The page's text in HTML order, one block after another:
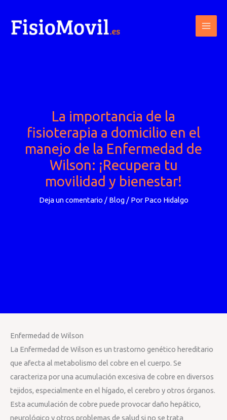
contenido
La importancia de la
fisioterapia a domicilio en el
manejo de la Enfermedad de
Wilson: ¡Recupera tu
movilidad y bienestar!
Deja un comentario / Blog/ Por Paco Hidalgo
Enfermedad de Wilson
La Enfermedad de Wilson es un trastorno genético hereditario
que afecta al metabolismo del cobre en el cuerpo. Se
caracteriza por una acumulación excesiva de cobre en diversos
tejidos, especialmente en el hígado, el cerebro y otros órganos.
Esta acumulación de cobre puede provocar daño hepático,
neurológico y otros problemas de salud si no se trata